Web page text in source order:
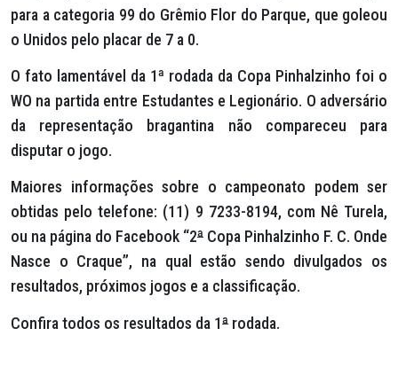
para a categoria 99 do Grêmio Flor do Parque, que goleou
o Unidos pelo placar de 7 a 0.
O fato lamentável da 1ª rodada da Copa Pinhalzinho foi o
WO na partida entre Estudantes e Legionário. O adversário
da representação bragantina não compareceu para
disputar o jogo.
Maiores informações sobre o campeonato podem ser
obtidas pelo telefone: (11) 9 7233-8194, com Nê Turela,
ou na página do Facebook “2ª Copa Pinhalzinho F. C. Onde
Nasce o Craque”, na qual estão sendo divulgados os
resultados, próximos jogos e a classificação.
Confira todos os resultados da 1ª rodada.